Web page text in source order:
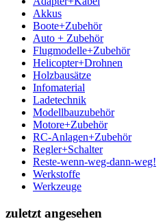
Akkus
Boote+Zubehör
Auto + Zubehör
Flugmodelle+Zubehör
Helicopter+Drohnen
Holzbausätze
Infomaterial
Ladetechnik
Modellbauzubehör
Motore+Zubehör
RC-Anlagen+Zubehör
Regler+Schalter
Reste-wenn-weg-dann-weg!
Werkstoffe
Werkzeuge
zuletzt angesehen